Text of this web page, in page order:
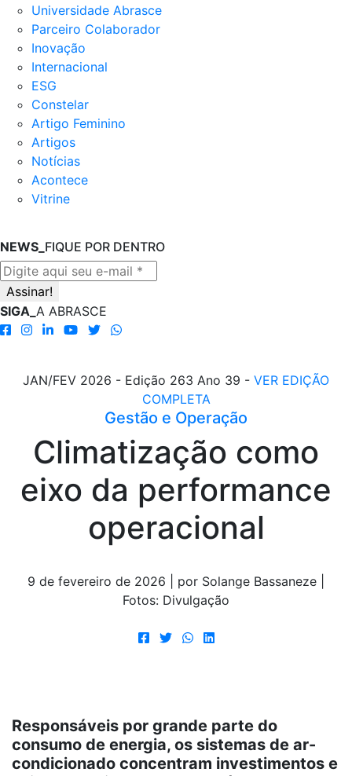
Universidade Abrasce
Parceiro Colaborador
Inovação
Internacional
ESG
Constelar
Artigo Feminino
Artigos
Notícias
Acontece
Vitrine
NEWS_ FIQUE POR DENTRO
SIGA_ A ABRASCE
JAN/FEV 2026 - Edição 263 Ano 39 - VER EDIÇÃO
COMPLETA
Gestão e Operação
Climatização como
eixo da performance
operacional
9 de fevereiro de 2026 | por Solange Bassaneze |
Fotos: Divulgação
Responsáveis por grande parte do
consumo de energia, os sistemas de ar-
condicionado concentram investimentos e